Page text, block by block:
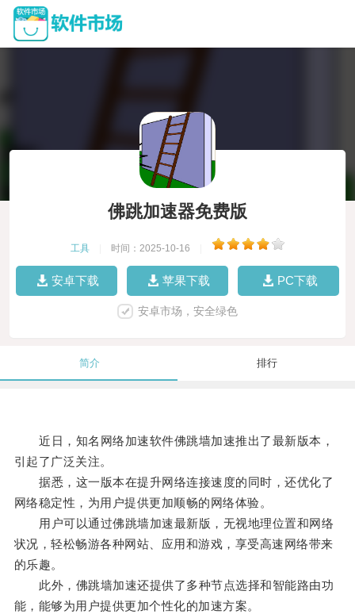
佛跳加速器免费版
工具 时间：2025-10-16
安卓下载 苹果下载 PC下载
安卓市场，安全绿色
简介 排行
近日，知名网络加速软件佛跳墙加速推出了最新版本，
引起了广泛关注。
据悉，这一版本在提升网络连接速度的同时，还优化了
网络稳定性，为用户提供更加顺畅的网络体验。
用户可以通过佛跳墙加速最新版，无视地理位置和网络
状况，轻松畅游各种网站、应用和游戏，享受高速网络带来
的乐趣。
此外，佛跳墙加速还提供了多种节点选择和智能路由功
能，能够为用户提供更加个性化的加速方案。